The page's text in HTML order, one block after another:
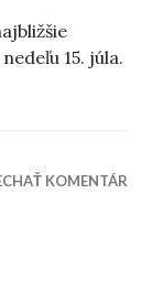
15. júla.
KOMENTÁR